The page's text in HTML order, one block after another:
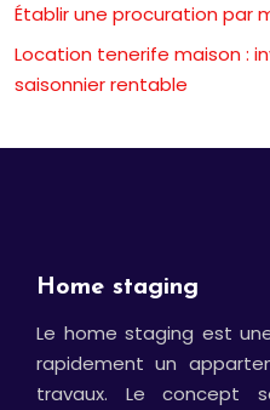
Établir une procuration par
Location tenerife maison :
saisonnier rentable
Home staging
Le home staging est
rapidement un
travaux. Le concept